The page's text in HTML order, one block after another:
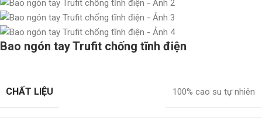
Bao ngón tay Trufit chống tĩnh điện
CHẤT LIỆU 100% cao su tự nhiên